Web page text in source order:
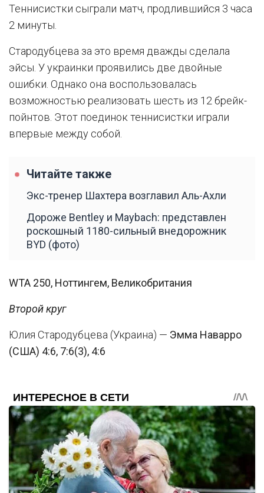
Теннисистки сыграли матч, продлившийся 3 часа
2 минуты.
Стародубцева за это время дважды сделала
эйсы. У украинки проявились две двойные
ошибки. Однако она воспользовалась
возможностью реализовать шесть из 12 брейк-
пойнтов. Этот поединок теннисистки играли
впервые между собой.
Читайте также
Экс-тренер Шахтера возглавил Аль-Ахли
Дороже Bentley и Maybach: представлен
роскошный 1180-сильный внедорожник
BYD (фото)
WTA 250, Ноттингем, Великобритания
Второй круг
Юлия Стародубцева (Украина) — Эмма Наварро
(США) 4:6, 7:6(3), 4:6